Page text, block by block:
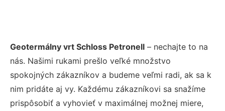
Geotermálny vrt Schloss Petronell – nechajte to na
nás. Našimi rukami prešlo veľké množstvo
spokojných zákazníkov a budeme veľmi radi, ak sa k
nim pridáte aj vy. Každému zákazníkovi sa snažíme
prispôsobiť a vyhovieť v maximálnej možnej miere,